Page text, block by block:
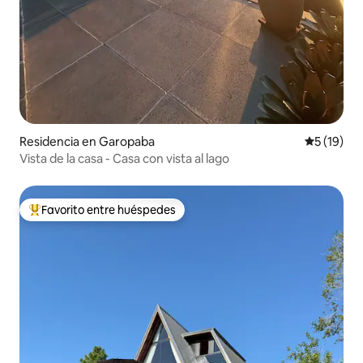
Residencia en Garopaba
5 (19)
Vista de la casa - Casa con vista al lago
De los mejores en Favorito entre huéspedes
Favorito entre huéspedes